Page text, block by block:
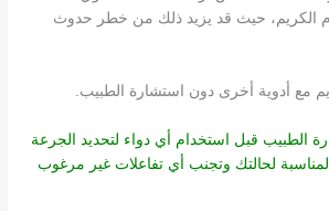
الكريم، حيث قد يزيد ذلك من خطر حدوث
الطبيب قبل استخدام أي دواء لتحديد الجرعة
المناسبة لحالتك وتجنب أي تفاعلات غير مرغوب